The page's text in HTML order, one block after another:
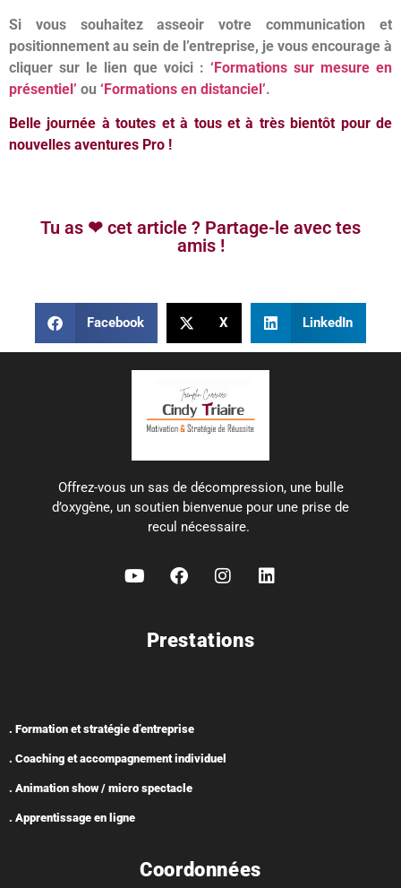
Si vous souhaitez asseoir votre communication et
positionnement au sein de l’entreprise, je vous encourage à
cliquer sur le lien que voici : ‘Formations sur mesure en
présentiel’ ou ‘Formations en distanciel’.
Belle journée à toutes et à tous et à très bientôt pour de
nouvelles aventures Pro !
Tu as ❤ cet article ? Partage-le avec tes
amis !
Facebook X LinkedIn
Offrez-vous un sas de décompression, une bulle
d’oxygène, un soutien bienvenue pour une prise de
recul nécessaire.
Prestations
. Formation et stratégie d’entreprise
. Coaching et accompagnement individuel
. Animation show / micro spectacle
. Apprentissage en ligne
Coordonnées